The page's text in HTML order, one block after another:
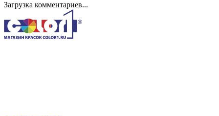
Загрузка комментариев...